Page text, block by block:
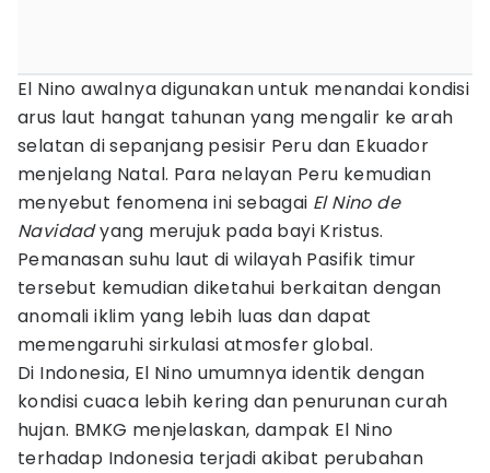
El Nino awalnya digunakan untuk menandai kondisi
arus laut hangat tahunan yang mengalir ke arah
selatan di sepanjang pesisir Peru dan Ekuador
menjelang Natal. Para nelayan Peru kemudian
menyebut fenomena ini sebagai El Nino de
Navidadyang merujuk pada bayi Kristus.
Pemanasan suhu laut di wilayah Pasifik timur
tersebut kemudian diketahui berkaitan dengan
anomali iklim yang lebih luas dan dapat
memengaruhi sirkulasi atmosfer global.
Di Indonesia, El Nino umumnya identik dengan
kondisi cuaca lebih kering dan penurunan curah
hujan. BMKG menjelaskan, dampak El Nino
terhadap Indonesia terjadi akibat perubahan